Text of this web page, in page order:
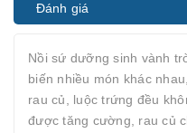
Đánh giá
Nồi sứ dưỡng sinh vành
biến nhiều món khác
rau củ, luộc trứng đều
được tăng cường, rau củ